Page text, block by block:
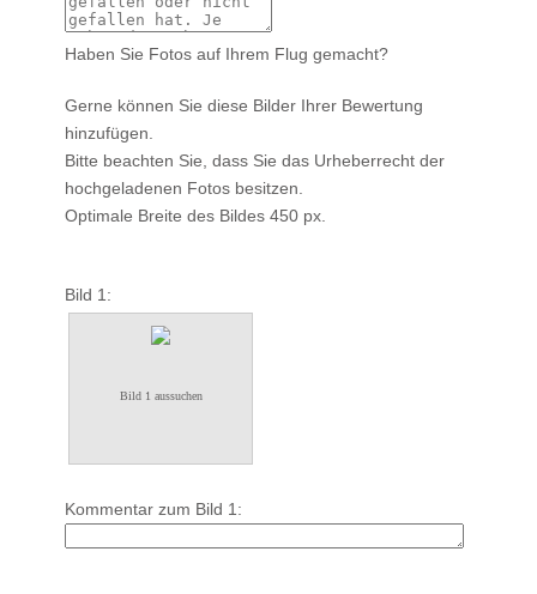
Haben Sie Fotos auf Ihrem Flug gemacht?
Gerne können Sie diese Bilder Ihrer Bewertung
hinzufügen.
Bitte beachten Sie, dass Sie das Urheberrecht der
hochgeladenen Fotos besitzen.
Optimale Breite des Bildes 450 px.
Bild 1:
Bild 1 aussuchen
Kommentar zum Bild 1: